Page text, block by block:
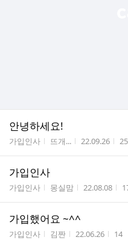
안녕하세요!
게시판명
가입인사 작성자
뜨개... 작성시간
22.09.26 조
25
가입인사
게시판명
가입인사 작성자
몽실맘 작성시간
22.08.08
가입했어요 ~^^
게시판명
가입인사 작성자
김짠 작성시간
22.06.26 조회
14